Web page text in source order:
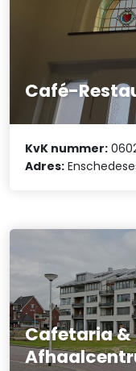
Café-
KvK nummer:
Adres:
Cafetaria &